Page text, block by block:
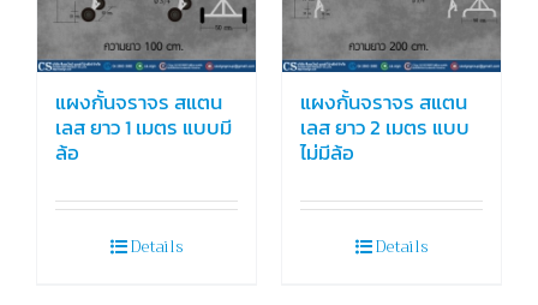
แผงกั้นจราจร สแตน
เลส ยาว 1 เมตร แบบมี
ล้อ
Details
แผงกั้นจราจร สแตน
เลส ยาว 2 เมตร แบบ
ไม่มีล้อ
Details